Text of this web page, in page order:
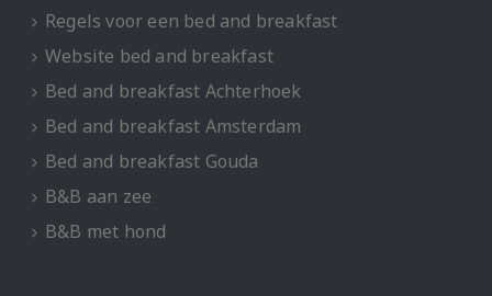
Regels voor een bed and breakfast
Website bed and breakfast
Bed and breakfast Achterhoek
Bed and breakfast Amsterdam
Bed and breakfast Gouda
B&B aan zee
B&B met hond